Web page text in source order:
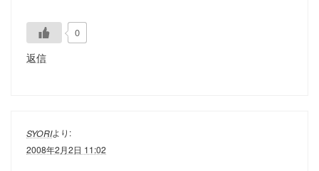
0
返信
SYORIより:
2008年2月2日 11:02